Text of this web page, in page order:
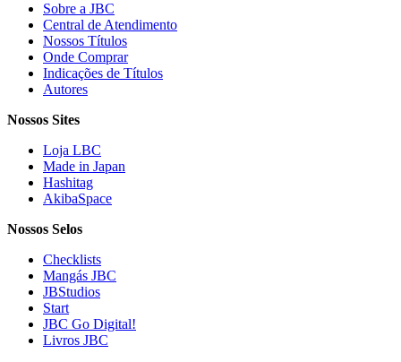
Sobre a JBC
Central de Atendimento
Nossos Títulos
Onde Comprar
Indicações de Títulos
Autores
Nossos Sites
Loja LBC
Made in Japan
Hashitag
AkibaSpace
Nossos Selos
Checklists
Mangás JBC
JBStudios
Start
JBC Go Digital!
Livros JBC